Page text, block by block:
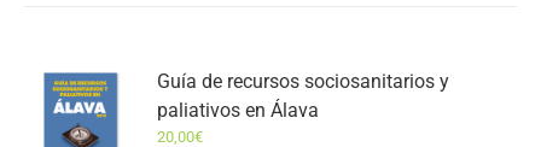
Guía de recursos sociosanitarios y
paliativos en Álava
20,00€